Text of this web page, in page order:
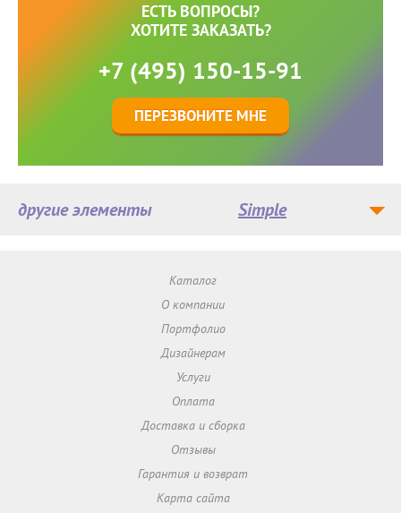
ЕСТЬ ВОПРОСЫ?
ХОТИТЕ ЗАКАЗАТЬ?
+7 (495) 150-15-91
ПЕРЕЗВОНИТЕ МНЕ
другие элементы Simple
Каталог
О компании
Портфолио
Дизайнерам
Услуги
Оплата
Доставка и сборка
Отзывы
Гарантия и возврат
Карта сайта